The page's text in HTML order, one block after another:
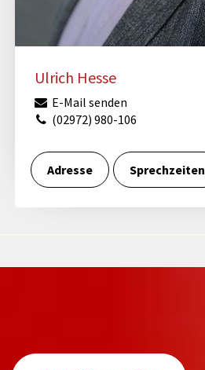
Ulrich Hesse
E-Mail senden
(02972) 980-106
Adresse Sprechzeiten